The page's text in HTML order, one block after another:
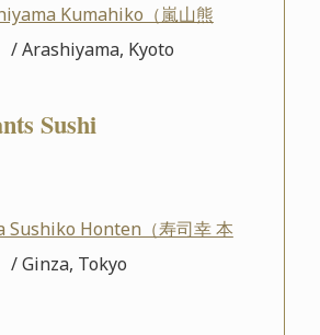
Kumahiko（嵐山熊
/ Arashiyama, Kyoto
Sushi
Sushiko Honten（寿司幸 本
/ Ginza, Tokyo